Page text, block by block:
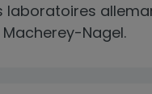
laboratoires
Macherey-Nagel.